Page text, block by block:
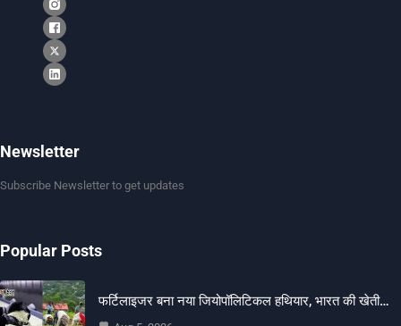
Newsletter
Subscribe Newsletter to get updates
Popular Posts
फर्टिलाइजर बना नया जियोपॉलिटिकल हथियार, भारत की खेती…